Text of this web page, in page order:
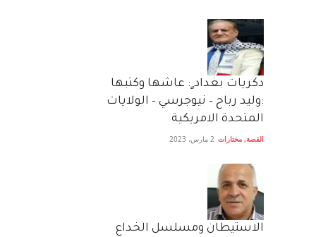
دكريات بغداد ٍ: عاشها وكتبها
:وليد رباح – نيوجرسي – الولايات
المتحدة الامريكية
القصة, مختارات 2 مارس، 2023
الاستيطان ومسلسل الخداع